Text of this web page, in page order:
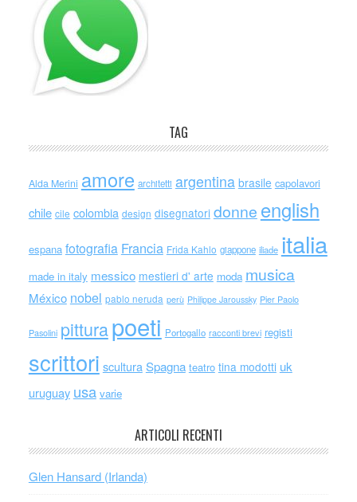
TAG
Alda Merini amore architetti argentina brasile capolavori
chile cile colombia design disegnatori donne english
espana fotografia Francia Frida Kahlo giappone iliade italia
made in italy messico mestieri d' arte moda musica
México nobel pablo neruda perù Philippe Jaroussky Pier Paolo
Pasolini pitturapoeti Portogallo racconti brevi registi
scrittori scultura Spagna teatro tina modotti uk
uruguay usa varie
ARTICOLI RECENTI
Glen Hansard (Irlanda)